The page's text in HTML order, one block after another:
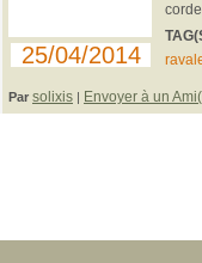
25/04/2014
Par solixis | Envoyer à un